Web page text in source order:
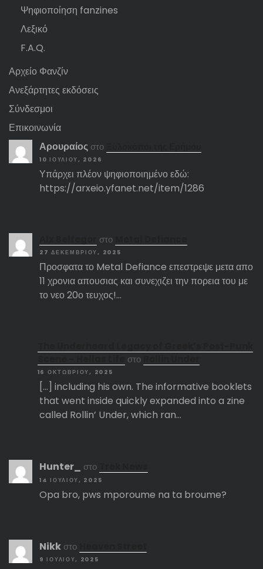
Ψηφιοποίηση fanzines
Λεξικό
F.A.Q.
Αρχείο Φανζίν
Ανεξάρτητες εκδόσεις
Σύνδεσμοι
Επικοινωνία
Αρουραίος στο
10 ΙΟΥΛΊΟΥ, 2026
Υπάρχει πλέον ψηφιοποιημένο εδώ:
https://arxeio.yfanet.net/item/1286
στο
27 ΔΕΚΕΜΒΡΊΟΥ, 2025
Προσφατα το Metal Defiance επεστρεψε μετα απο
11 χρονια απουσιας και συνεχιζει την πορεια του με
το νεο 20ο τευχος!…
στο
16 ΟΚΤΩΒΡΊΟΥ, 2025
[…] including his own. The informative booklets
that went inside quickly expanded into a zine
called Rollin’ Under, which ran…
Hunter_ στο
14 ΙΟΥΛΊΟΥ, 2025
Opa bro, pws mporoume na ta broume?
Nikk στο
9 ΙΟΥΛΊΟΥ, 2025